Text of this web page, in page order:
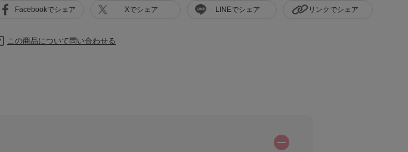
この商品について問い合わせる
Facebookでシェア Xでシェア LINEでシェア リンクでシェア